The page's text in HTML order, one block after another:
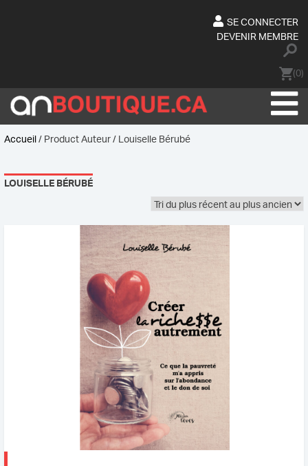
SE CONNECTER
DEVENIR MEMBRE
(0)
Accueil/ Product Auteur / Louiselle Bérubé
LOUISELLE BÉRUBÉ